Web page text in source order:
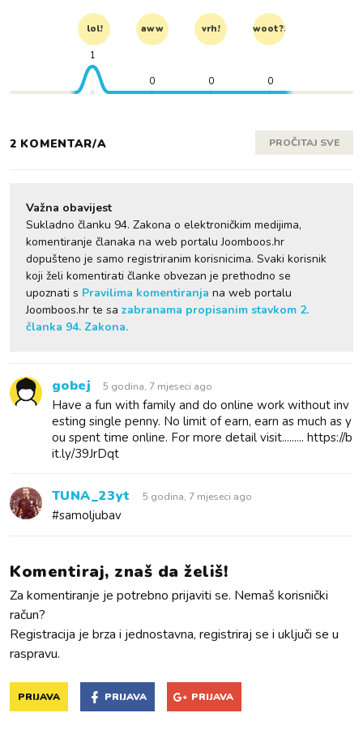
lol! aww vrh! woot?!
1
0 0 0
2 KOMENTAR/A PROČITAJ SVE
Važna obavijest
Sukladno članku 94. Zakona o elektroničkim medijima,
komentiranje članaka na web portalu Joomboos.hr
dopušteno je samo registriranim korisnicima. Svaki korisnik
koji želi komentirati članke obvezan je prethodno se
upoznati s Pravilima komentiranja na web portalu
Joomboos.hr te sa zabranama propisanim stavkom 2.
članka 94. Zakona.
gobej 5 godina, 7 mjeseci ago
Have a fun with family and do online work without inv
esting single penny. No limit of earn, earn as much as y
ou spent time online. For more detail visit......... https://b
it.ly/39JrDqt
TUNA_23yt 5 godina, 7 mjeseci ago
#samoljubav
Komentiraj, znaš da želiš!
Za komentiranje je potrebno prijaviti se. Nemaš korisnički
račun?
Registracija je brza i jednostavna, registriraj se i uključi se u
raspravu.
PRIJAVA PRIJAVA PRIJAVA